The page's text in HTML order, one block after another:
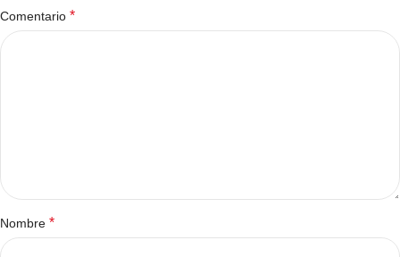
Comentario *
Nombre *